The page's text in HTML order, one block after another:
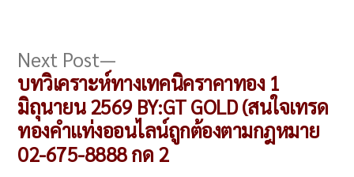
แนะแนว
เรื่อง
Next Post
post:
บทวิเคราะห์ทางเทคนิคราคาทอง 1
มิถุนายน 2569 BY:GT GOLD (สนใจเทรด
ทองคำแท่งออนไลน์ถูกต้องตามกฎหมาย
02-675-8888 กด 2